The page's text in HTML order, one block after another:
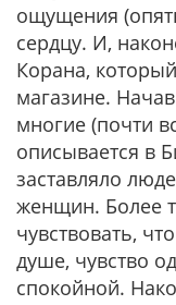
ощущения
сердцу. И,
Корана,
магазине.
многие (почти
описывается в
заставляло
женщин. Более
чувствовать,
душе, чувство
спокойной.